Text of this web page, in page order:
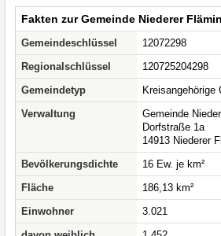
Fakten zur Gemeinde Niederer
Gemeindeschlüssel
12072298
Regionalschlüssel
120725204298
Gemeindetyp
Kreisangehörige
Verwaltung
Gemeinde
Dorfstraße 1a
14913 Niederer
Bevölkerungsdichte
16 Ew. je km²
Fläche
186,13 km²
Einwohner
3.021